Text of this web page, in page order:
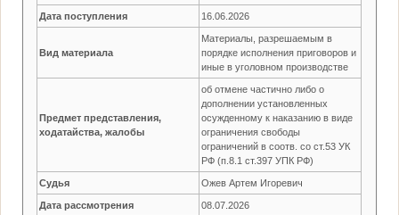
Дата поступления 16.06.2026
Вид материала
Материалы, разрешаемым в
порядке исполнения приговоров и
иные в уголовном производстве
Предмет представления,
ходатайства, жалобы
об отмене частично либо о
дополнении установленных
осужденному к наказанию в виде
ограничения свободы
ограничений в соотв. со ст.53 УК
РФ (п.8.1 ст.397 УПК РФ)
Судья Ожев Артем Игоревич
Дата рассмотрения 08.07.2026